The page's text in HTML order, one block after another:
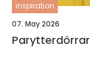
inspiration
07. May 2026
Parytterdörrar